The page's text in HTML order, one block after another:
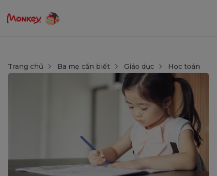
Trang chủ Ba mẹ cần biết Giáo dục Học toán